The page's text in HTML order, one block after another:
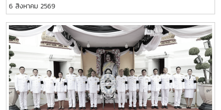
ได้รับเกียรติจาก ศาสตราจารย์ ดร.ยศชนัน วงศ์สวัสดิ์ รองนายก
รัฐมนตรีและรัฐมนตรีว่าการกระทรวงการอุดมศึกษา วิทยาศาสตร์
วิจัยและนวัตกรรม เป็นประธานเปิดงาน ณ โรงแรมเซ็นทารา แก
รนด์ แอท เซ็นทรัลพลาซ่าลาดพร้าว กทม.สำหรับการประชุม Thai
University Presidential Forum 2026 มี นายดนุพร ปุณณ
กันต์ ผู้ช่วยรัฐมนตรีประจำกระทรวง อว. ทพญ.ศรีญาดา ปาลิมา
พันธ์ ที่ปรึกษา รมว.อว. ศ.ดร.ศุภชัย ปทุมนากุล ปลัดกระทรวง
อว. ดร.พันธุ์เพิ่มศักดิ์ อารุณี รองปลัดกระทรวง อว. นางศรินยา
สาขากร ผู้ช่วยปลัดกระทรวง อว. คณะผู้บริหารหน่วยงานใน
6 สิงหาคม 2569